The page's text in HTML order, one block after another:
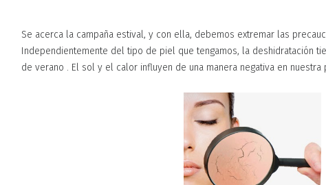
Se acerca la campaña estival, y con ella, debemos extremar las
Independientemente del tipo de piel que tengamos, la deshidratación
de verano . El sol y el calor influyen de una manera negativa en nuestra